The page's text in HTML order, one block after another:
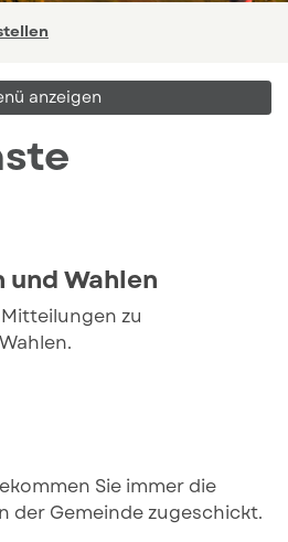
(ausgewählt)
anzeigen
Wahlen
zu
Sie immer die
der Gemeinde zugeschickt.